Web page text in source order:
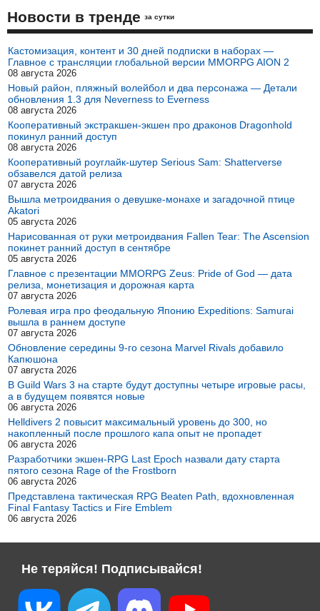
Новости в тренде за сутки
Кастомизация, контент и 30 дней подписки в наборах —
Главное с трансляции глобальной версии MMORPG AION 2
08 августа 2026
Новый район, пляжный волейбол и два персонажа — Детали
обновления 1.3 для Neverness to Everness
08 августа 2026
Кооперативный экстракшен-экшен про драконов Dragonhold
покинул ранний доступ
08 августа 2026
Кооперативный роуглайк-шутер Serious Sam: Shatterverse
обзавелся датой релиза
07 августа 2026
Вышла метроидвания о девушке-монахе и загадочной птице
Akatori
05 августа 2026
Нарисованная от руки метроидвания Fallen Tear: The Ascension
покинет ранний доступ в сентябре
05 августа 2026
Главное с презентации MMORPG Zeus: Pride of God — дата
релиза, монетизация и дорожная карта
07 августа 2026
Ролевая игра про феодальную Японию Expeditions: Samurai
вышла в раннем доступе
07 августа 2026
Обновление середины 9-го сезона Marvel Rivals добавило
Капюшона
07 августа 2026
В Guild Wars 3 на старте будут доступны четыре игровые расы,
а в будущем появятся новые
06 августа 2026
Helldivers 2 повысит максимальный уровень до 300, но
накопленный после прошлого капа опыт не пропадет
06 августа 2026
Разработчики экшен-RPG Last Epoch назвали дату старта
пятого сезона Rage of the Frostborn
06 августа 2026
Представлена тактическая RPG Beaten Path, вдохновленная
Final Fantasy Tactics и Fire Emblem
06 августа 2026
Не теряйся! Подписывайся!